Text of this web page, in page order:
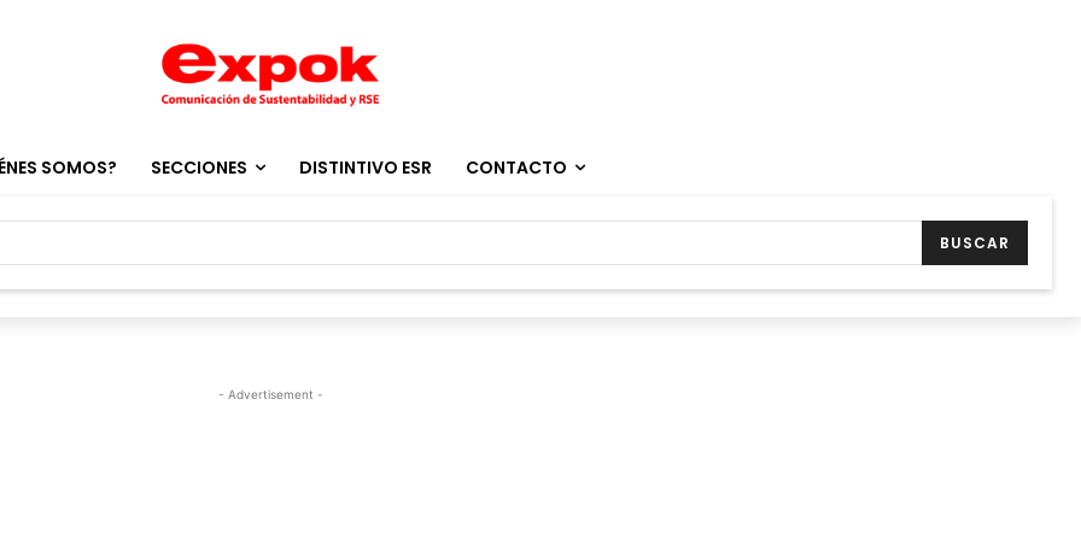
SOMOS? SECCIONES DISTINTIVO ESR CONTACTO
BUSCAR
- Advertisement -